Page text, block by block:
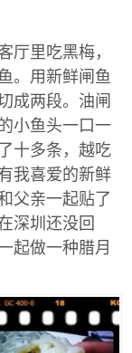
里吃黑梅，
。用新鲜闸鱼
成两段。油闸
小鱼头一口一
十多条，越吃
我喜爱的新鲜
父亲一起贴了
深圳还没回
起做一种腊月